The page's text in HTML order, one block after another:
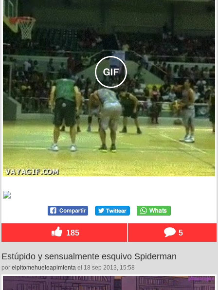
185 5
Estúpido y sensualmente esquivo Spiderman
por elpitomehueleapimienta el 18 sep 2013, 15:58